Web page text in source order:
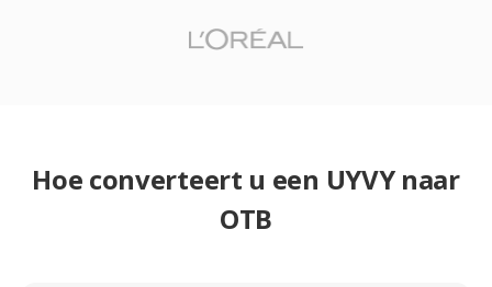
Hoe converteert u een UYVY naar
OTB